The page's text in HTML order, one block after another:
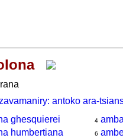
antoko ara-
ghesquierei 4
humbertiana
6